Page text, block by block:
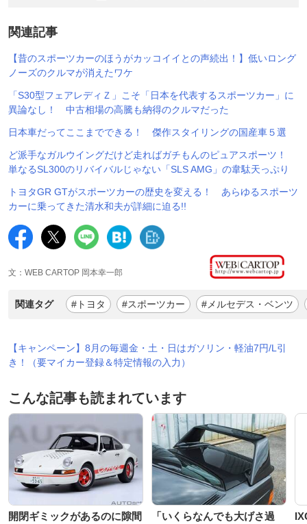
関連記事
【昔のスポーツカーのほうがカッコイイとの声続出！】低いロング
ノーズのクルマが消えたワケ
「S30型フェアレディＺ」こそ「日本を代表するスポーツカー」に
異論なし！ 中古相場の高騰も納得のクルマだった
日本車だってここまでできる！ 傑作スタイリングの国産車５選
ど派手なガルウイングだけど走ればガチもんのピュアスポーツ！
単なるSL300のリバイバルじゃない「SLS AMG」の韋駄天っぷり
トヨタGR GTがスポーツカーの歴史を変える！ あらゆるスポーツ
カーに乗ってきた清水和夫が詳細に迫る!!
文：WEB CARTOP 岡本幸一郎
関連タグ #トヨタ #スポーツカー #メルセデス・ベンツ
【キャンペーン】8月の毎週金・土・日はガソリン・軽油7円/L引
き！（要マイカー登録＆特定情報の入力）
こんな記事も読まれています
開閉ギミックがあるのに隙間
「いくらなんでも大げさ過